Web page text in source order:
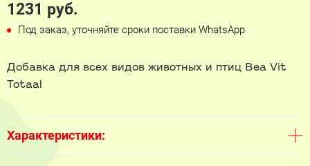
1231 руб.
Под заказ, уточняйте сроки поставки WhatsApp
Добавка для всех видов животных и птиц Bea Vit
Totaal
Характеристики: